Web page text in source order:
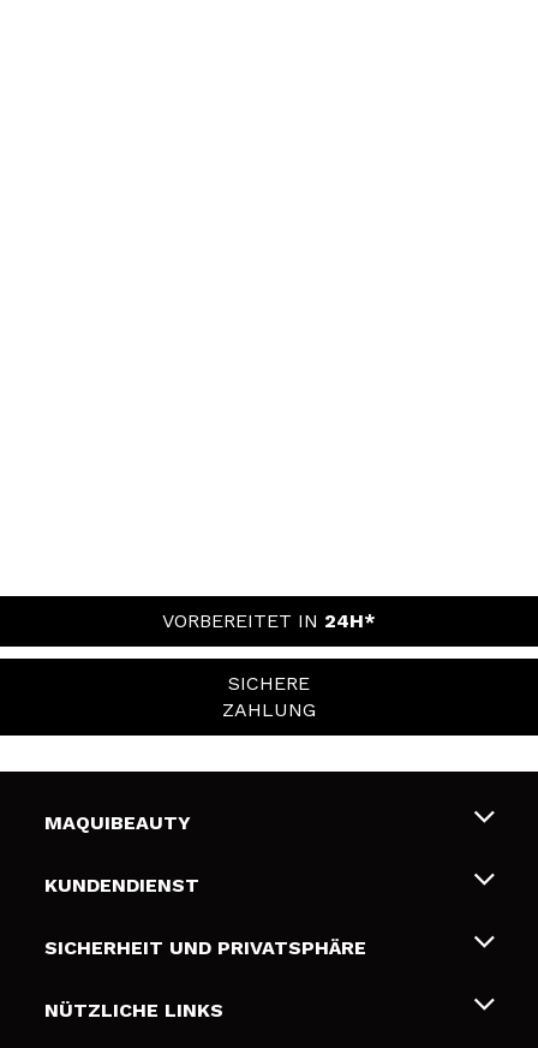
VORBEREITET IN 24H*
SICHERE
ZAHLUNG
MAQUIBEAUTY
Über uns
Geschenkkarten
KUNDENDIENST
Liefer- und Versandkosten
Zahlung
SICHERHEIT UND PRIVATSPHÄRE
Bedingungen und Datenschutz
NÜTZLICHE LINKS